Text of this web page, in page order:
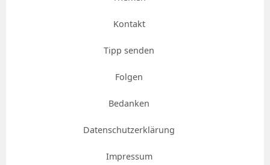
Kontakt
Tipp senden
Folgen
Bedanken
Datenschutzerklärung
Impressum